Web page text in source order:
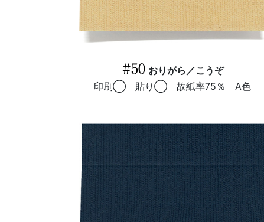
#50 おりがら／こうぞ
印刷◯ 貼り◯ 故紙率75％ A色